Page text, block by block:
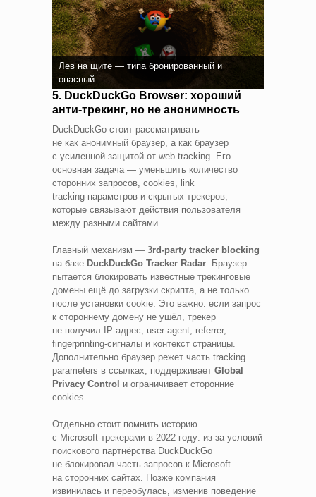
Лев на щите — типа бронированный и
опасный
5. DuckDuckGo Browser: хороший
анти‑трекинг, но не анонимность
DuckDuckGo стоит рассматривать
не как анонимный браузер, а как браузер
с усиленной защитой от web tracking. Его
основная задача — уменьшить количество
сторонних запросов, cookies, link
tracking‑параметров и скрытых трекеров,
которые связывают действия пользователя
между разными сайтами.
Главный механизм — 3rd‑party tracker blocking
на базе DuckDuckGo Tracker Radar . Браузер
пытается блокировать известные трекинговые
домены ещё до загрузки скрипта, а не только
после установки cookie. Это важно: если запрос
к стороннему домену не ушёл, трекер
не получил IP‑адрес, user‑agent, referrer,
fingerprinting‑сигналы и контекст страницы.
Дополнительно браузер режет часть tracking
parameters в ссылках, поддерживает Global
Privacy Control и ограничивает сторонние
cookies.
Отдельно стоит помнить историю
с Microsoft‑трекерами в 2022 году: из‑за условий
поискового партнёрства DuckDuckGo
не блокировал часть запросов к Microsoft
на сторонних сайтах. Позже компания
извинилась и переобулась, изменив поведение